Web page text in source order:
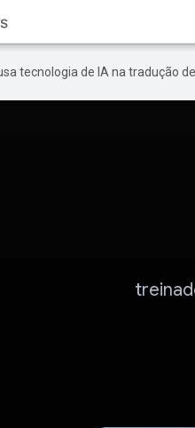
tecnologia de IA na tradução